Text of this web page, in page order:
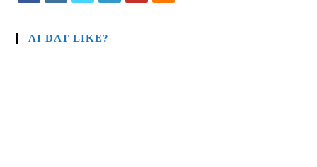
AI DAT LIKE?